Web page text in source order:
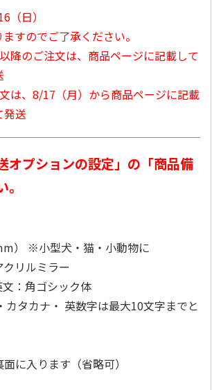
ショルダ
グ
アニメ『ジョジョの
奇妙な冒険 黄金の
風』CITY POP…
冒険 スターダスト
クルセイダース』
（日）
すのでご了承ください。
降のご注文は、商品ページに記載して
は、8/17（月）から商品ページに記載
発送
プションの設定」の「商品備
） ※小型犬・猫・小動物に
リルミラー
：角ゴシック体
タカナ・ 英数字は最大10文字までと
に入ります（省略可）